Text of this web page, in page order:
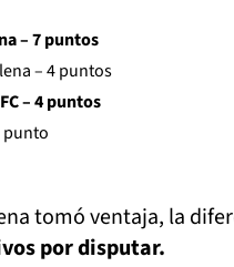
– 7 puntos
– 4 puntos
– 4 puntos
punto
tomó ventaja, la
por disputar.